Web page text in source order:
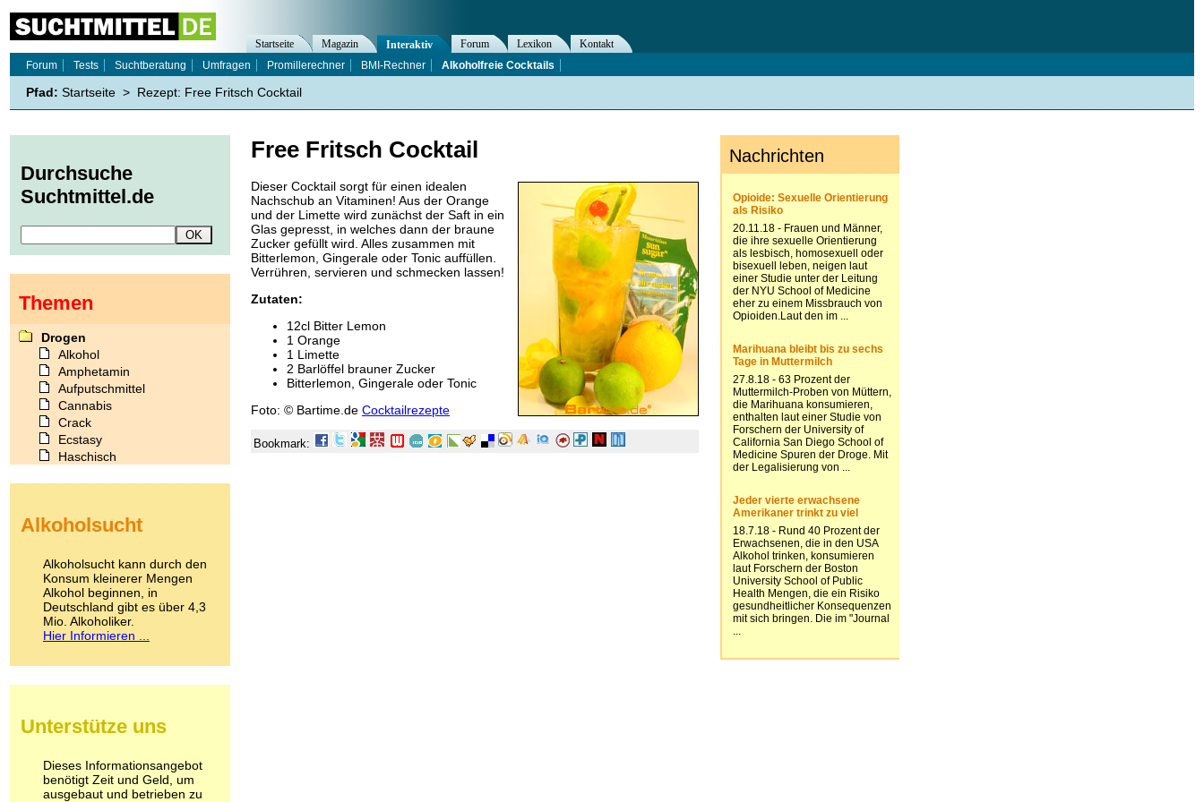
Free Fritsch Cocktail
Dieser Cocktail sorgt für einen idealen
Nachschub an Vitaminen! Aus der Orange
und der Limette wird zunächst der Saft in ein
Glas gepresst, in welches dann der braune
Zucker gefüllt wird. Alles zusammen mit
Bitterlemon, Gingerale oder Tonic auffüllen.
Verrühren, servieren und schmecken lassen!
Zutaten:
12cl Bitter Lemon
1 Orange
1 Limette
2 Barlöffel brauner Zucker
Bitterlemon, Gingerale oder Tonic
Foto: © Bartime.de Cocktailrezepte
Bookmark:
Startseite Magazin Interaktiv Forum Lexikon
Kontakt
Forum
Tests Suchtberatung Umfragen Promillerechner BMI-Rechner Alkoholfreie Cocktails
Pfad: Startseite > Rezept: Free Fritsch Cocktail
Durchsuche
Suchtmittel.de
Themen
Drogen
Alkohol
Amphetamin
Aufputschmittel
Cannabis
Crack
Ecstasy
Haschisch
Kokain
LSD
Marihuana
Medikamente
Meskalin
Metamphetamin
Methadon
Pilze
Psychopharmaka
Schlafmittel
Schmerzmittel
Alkoholsucht
Alkoholsucht kann durch den
Konsum kleinerer Mengen
Alkohol beginnen, in
Deutschland gibt es über 4,3
Mio. Alkoholiker.
Hier Informieren ...
Unterstütze uns
Dieses Informationsangebot
benötigt Zeit und Geld, um
ausgebaut und betrieben zu